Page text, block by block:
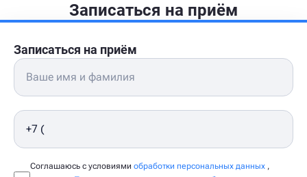
Записаться на приём
Записаться на приём
Соглашаюсь с условиями обработки персональных данных ,